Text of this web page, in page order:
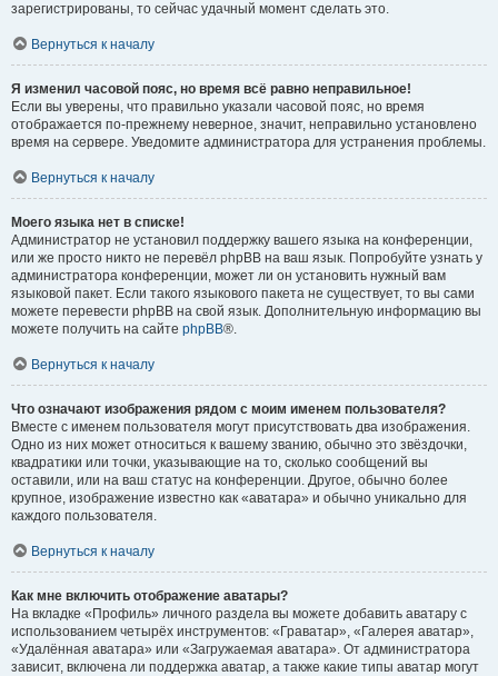
зарегистрированы, то сейчас удачный момент сделать это.
Вернуться к началу
Я изменил часовой пояс, но время всё равно неправильное!
Если вы уверены, что правильно указали часовой пояс, но время
отображается по-прежнему неверное, значит, неправильно установлено
время на сервере. Уведомите администратора для устранения проблемы.
Вернуться к началу
Моего языка нет в списке!
Администратор не установил поддержку вашего языка на конференции,
или же просто никто не перевёл phpBB на ваш язык. Попробуйте узнать у
администратора конференции, может ли он установить нужный вам
языковой пакет. Если такого языкового пакета не существует, то вы сами
можете перевести phpBB на свой язык. Дополнительную информацию вы
можете получить на сайте phpBB®.
Вернуться к началу
Что означают изображения рядом с моим именем пользователя?
Вместе с именем пользователя могут присутствовать два изображения.
Одно из них может относиться к вашему званию, обычно это звёздочки,
квадратики или точки, указывающие на то, сколько сообщений вы
оставили, или на ваш статус на конференции. Другое, обычно более
крупное, изображение известно как «аватара» и обычно уникально для
каждого пользователя.
Вернуться к началу
Как мне включить отображение аватары?
На вкладке «Профиль» личного раздела вы можете добавить аватару с
использованием четырёх инструментов: «Граватар», «Галерея аватар»,
«Удалённая аватара» или «Загружаемая аватара». От администратора
зависит, включена ли поддержка аватар, а также какие типы аватар могут